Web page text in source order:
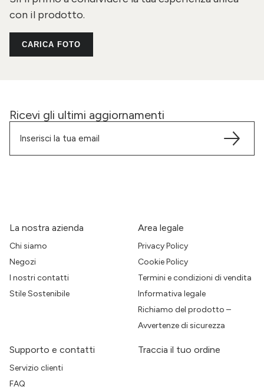
con il prodotto.
CARICA FOTO
Ricevi gli ultimi aggiornamenti
La nostra azienda
Chi siamo
Negozi
I nostri contatti
Stile Sostenibile
Area legale
Privacy Policy
Cookie Policy
Termini e condizioni di vendita
Informativa legale
Richiamo del prodotto –
Avvertenze di sicurezza
Supporto e contatti
Servizio clienti
FAQ
Traccia il tuo ordine